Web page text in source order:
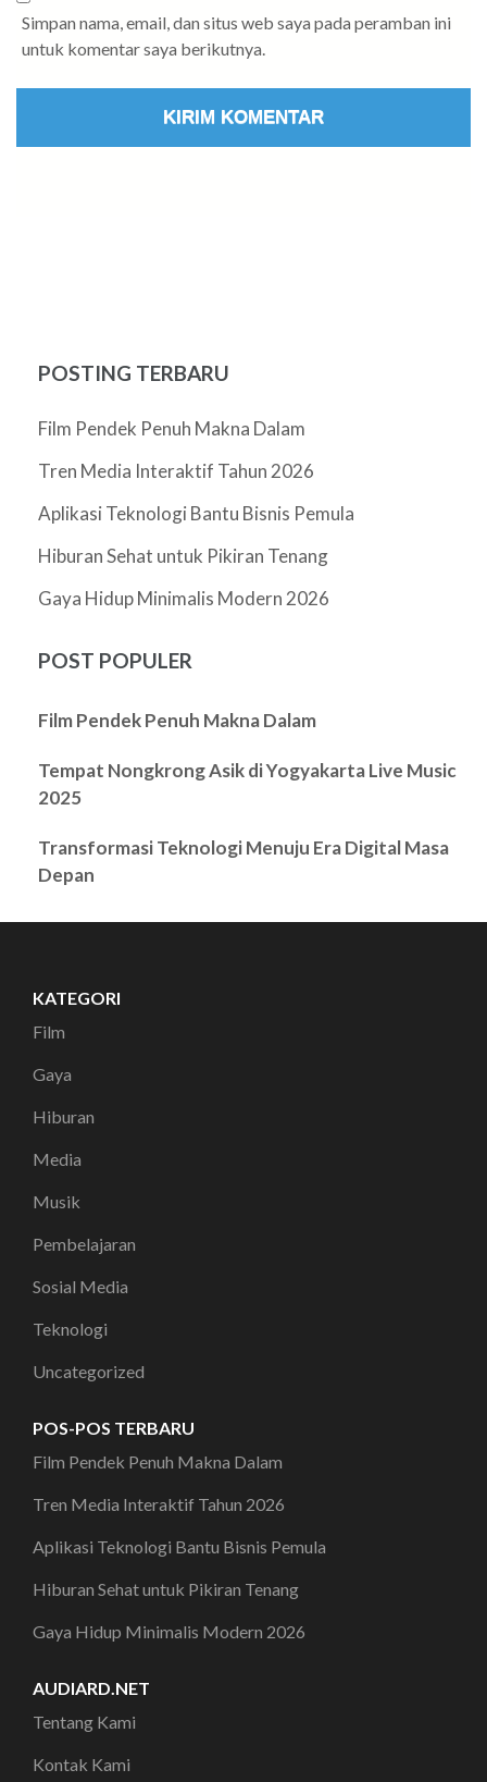
Simpan nama, email, dan situs web saya pada peramban ini
untuk komentar saya berikutnya.
POSTING TERBARU
Film Pendek Penuh Makna Dalam
Tren Media Interaktif Tahun 2026
Aplikasi Teknologi Bantu Bisnis Pemula
Hiburan Sehat untuk Pikiran Tenang
Gaya Hidup Minimalis Modern 2026
POST POPULER
Film Pendek Penuh Makna Dalam
Tempat Nongkrong Asik di Yogyakarta Live Music
2025
Transformasi Teknologi Menuju Era Digital Masa
Depan
KATEGORI
Film
Gaya
Hiburan
Media
Musik
Pembelajaran
Sosial Media
Teknologi
Uncategorized
POS-POS TERBARU
Film Pendek Penuh Makna Dalam
Tren Media Interaktif Tahun 2026
Aplikasi Teknologi Bantu Bisnis Pemula
Hiburan Sehat untuk Pikiran Tenang
Gaya Hidup Minimalis Modern 2026
AUDIARD.NET
Tentang Kami
Kontak Kami